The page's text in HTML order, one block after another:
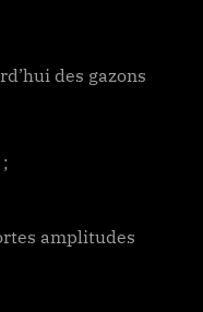
des gazons
amplitudes